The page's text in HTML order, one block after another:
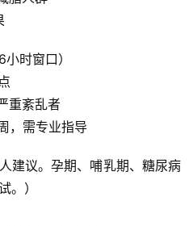
时窗口）
重紊乱者
，需专业指导
建议。孕期、哺乳期、糖尿病
。）